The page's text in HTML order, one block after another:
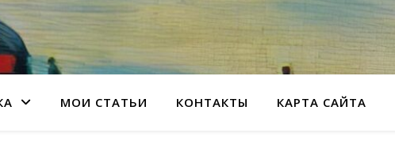
МОИ СТАТЬИ КОНТАКТЫ КАРТА САЙТА